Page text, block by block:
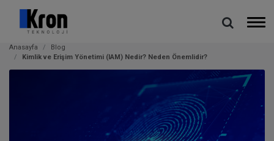
Anasayfa
Blog
Kimlik ve Erişim Yönetimi (IAM) Nedir? Neden Önemlidir?